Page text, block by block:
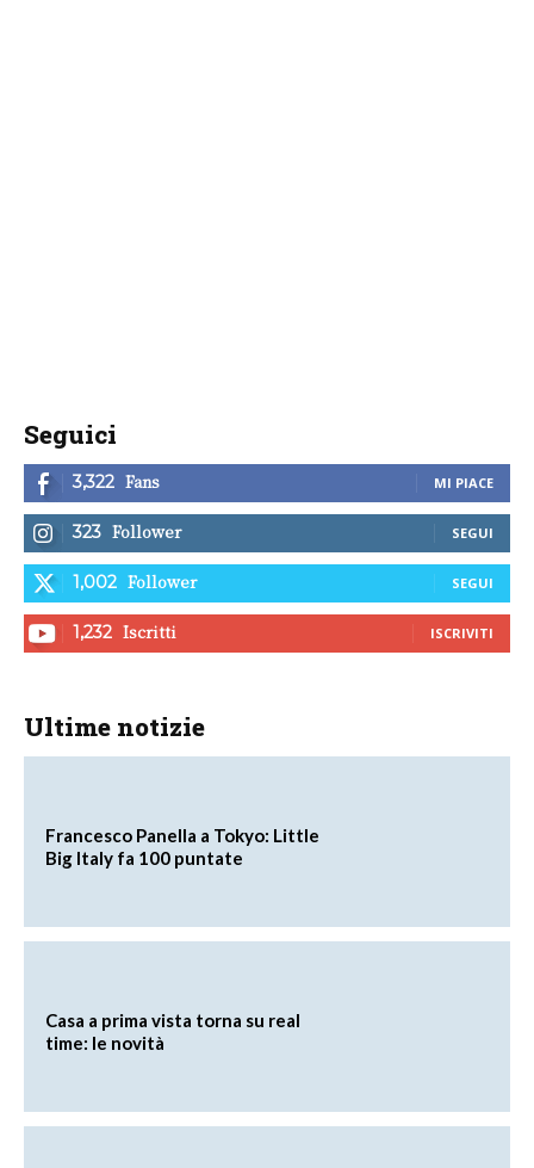
Seguici
3,322 Fans MI PIACE
323 Follower SEGUI
1,002 Follower SEGUI
1,232 Iscritti ISCRIVITI
Ultime notizie
Francesco Panella a Tokyo: Little
Big Italy fa 100 puntate
Casa a prima vista torna su real
time: le novità